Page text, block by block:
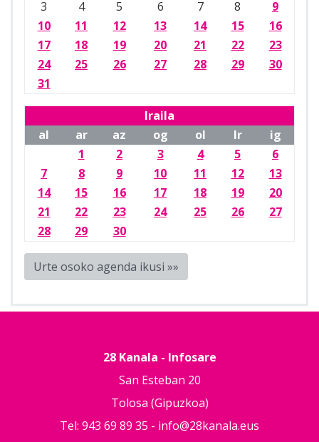
3
4 5 6 7 8
9
10
11 12 13 14 15
16
17
18 19 20 21 22
23
24
25 26 27 28 29
30
31
Iraila
al
ar az og ol lr
ig
1
2 3 4 5
6
7
8 9 10 11 12
13
14
15 16 17 18 19
20
21
22 23 24 25 26
27
28
29 30
Urte osoko agenda ikusi »»
28 Kanala - Infosare
San Esteban 20
Tolosa (Gipuzkoa)
Tel: 943 69 89 35 - info@28kanala.eus